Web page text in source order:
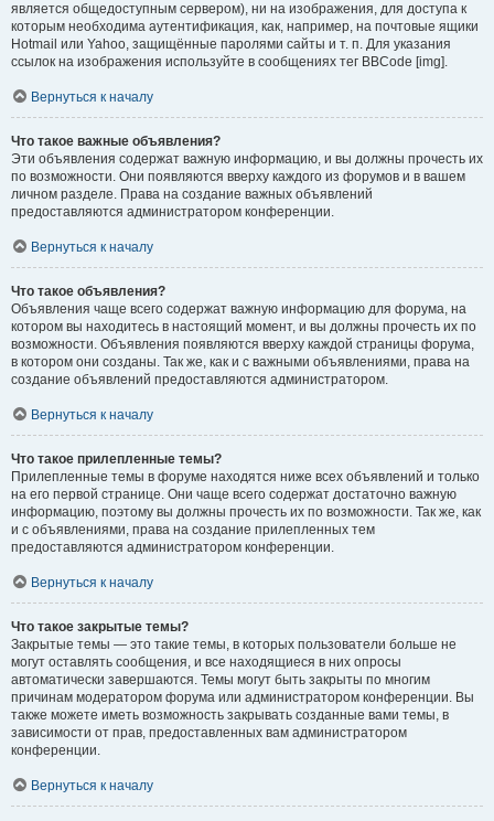
является общедоступным сервером), ни на изображения, для доступа к
которым необходима аутентификация, как, например, на почтовые ящики
Hotmail или Yahoo, защищённые паролями сайты и т. п. Для указания
ссылок на изображения используйте в сообщениях тег BBCode [img].
Вернуться к началу
Что такое важные объявления?
Эти объявления содержат важную информацию, и вы должны прочесть их
по возможности. Они появляются вверху каждого из форумов и в вашем
личном разделе. Права на создание важных объявлений
предоставляются администратором конференции.
Вернуться к началу
Что такое объявления?
Объявления чаще всего содержат важную информацию для форума, на
котором вы находитесь в настоящий момент, и вы должны прочесть их по
возможности. Объявления появляются вверху каждой страницы форума,
в котором они созданы. Так же, как и с важными объявлениями, права на
создание объявлений предоставляются администратором.
Вернуться к началу
Что такое прилепленные темы?
Прилепленные темы в форуме находятся ниже всех объявлений и только
на его первой странице. Они чаще всего содержат достаточно важную
информацию, поэтому вы должны прочесть их по возможности. Так же, как
и с объявлениями, права на создание прилепленных тем
предоставляются администратором конференции.
Вернуться к началу
Что такое закрытые темы?
Закрытые темы — это такие темы, в которых пользователи больше не
могут оставлять сообщения, и все находящиеся в них опросы
автоматически завершаются. Темы могут быть закрыты по многим
причинам модератором форума или администратором конференции. Вы
также можете иметь возможность закрывать созданные вами темы, в
зависимости от прав, предоставленных вам администратором
конференции.
Вернуться к началу